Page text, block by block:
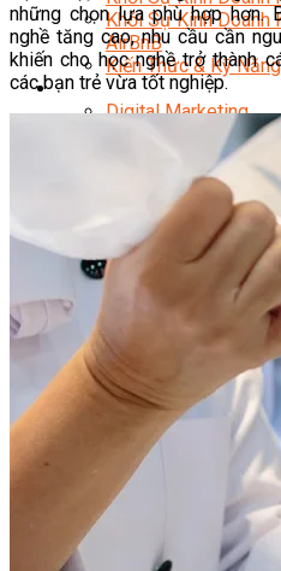
Khởi Sự Kinh Doanh
AirBnB
Kiến Thức & Kỹ
Marketing
Digital Marketing
Giám Đốc
Chuyên Viên
Tiktok
Thương Mại
Chiến Trên
Facebook
Search
Quản Trị
Facebook Ads
Google Ads
Content
Digital
Bán Hàng Đa
Adobe
Marketing
Marketing
Chuyên Đề
Media Production
Chuyên Viên
những chọn lựa phù hợp hơn.
nghề tăng cao, nhu cầu cần
khiến cho học nghề trở thành
các bạn trẻ vừa tốt nghiệp.